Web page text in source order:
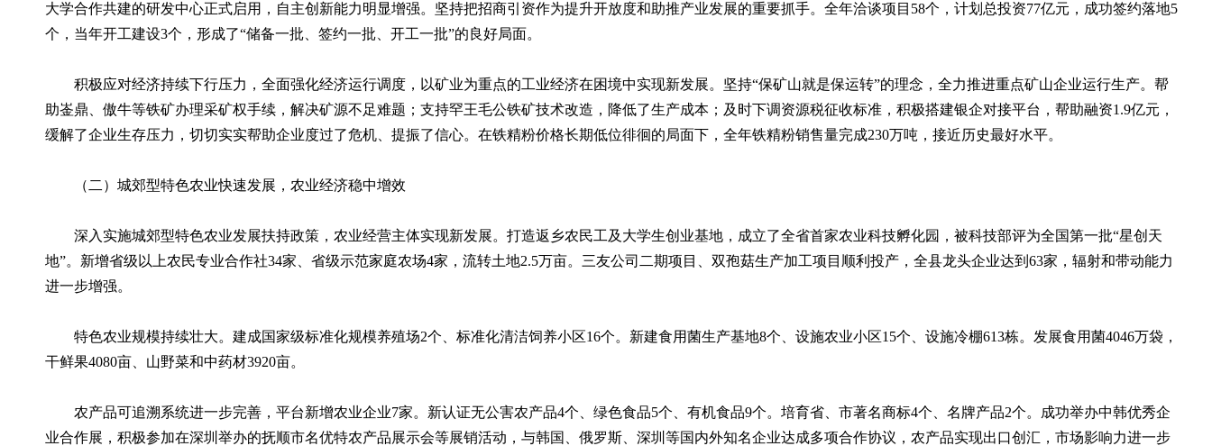
大学合作共建的研发中心正式启用，自主创新能力明显增强。坚持把招商引资作为提升开放度和助推产业发展的重要抓手。全年洽谈项目58个，计划总投资77亿元，成功签约落地5
个，当年开工建设3个，形成了“储备一批、签约一批、开工一批”的良好局面。
积极应对经济持续下行压力，全面强化经济运行调度，以矿业为重点的工业经济在困境中实现新发展。坚持“保矿山就是保运转”的理念，全力推进重点矿山企业运行生产。帮
助崟鼎、傲牛等铁矿办理采矿权手续，解决矿源不足难题；支持罕王毛公铁矿技术改造，降低了生产成本；及时下调资源税征收标准，积极搭建银企对接平台，帮助融资1.9亿元，
缓解了企业生存压力，切切实实帮助企业度过了危机、提振了信心。在铁精粉价格长期低位徘徊的局面下，全年铁精粉销售量完成230万吨，接近历史最好水平。
（二）城郊型特色农业快速发展，农业经济稳中增效
深入实施城郊型特色农业发展扶持政策，农业经营主体实现新发展。打造返乡农民工及大学生创业基地，成立了全省首家农业科技孵化园，被科技部评为全国第一批“星创天
地”。新增省级以上农民专业合作社34家、省级示范家庭农场4家，流转土地2.5万亩。三友公司二期项目、双孢菇生产加工项目顺利投产，全县龙头企业达到63家，辐射和带动能力
进一步增强。
特色农业规模持续壮大。建成国家级标准化规模养殖场2个、标准化清洁饲养小区16个。新建食用菌生产基地8个、设施农业小区15个、设施冷棚613栋。发展食用菌4046万袋，
干鲜果4080亩、山野菜和中药材3920亩。
农产品可追溯系统进一步完善，平台新增农业企业7家。新认证无公害农产品4个、绿色食品5个、有机食品9个。培育省、市著名商标4个、名牌产品2个。成功举办中韩优秀企
业合作展，积极参加在深圳举办的抚顺市名优特农产品展示会等展销活动，与韩国、俄罗斯、深圳等国内外知名企业达成多项合作协议，农产品实现出口创汇，市场影响力进一步